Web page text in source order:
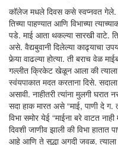
कॉलेज मधले दिवस कसे स्वप्नवत
तिच्या पाहण्यात आणि विभाच्या
पडे. माई आता थकल्या सारखी वाटे.
असे. वैद्यबुवानी दिलेल्या काढ्याचा
फेर्‍या वाढल्या होत्या. ती बराच वेळ
गल्लीत क्रिकेट खेळून आला की त्याला
स्वंयपाकात मदत करताना दिसे.
असावी. नाहीतरी त्यांना मुलगी घरात
सदा हाक मारत असे “माई, पाणी दे ग.
विभा समोर येई “माईना बरे वाटत
दिवशी जाणीव झाली की विभा हातात
आहे आणि ते सुद्धा अगदी जवळ. त्याला